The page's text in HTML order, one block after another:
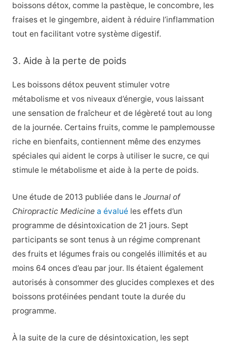
boissons détox, comme la pastèque, le concombre, les
fraises et le gingembre, aident à réduire l’inflammation
tout en facilitant votre système digestif.
3. Aide à la perte de poids
Les boissons détox peuvent stimuler votre
métabolisme et vos niveaux d’énergie, vous laissant
une sensation de fraîcheur et de légèreté tout au long
de la journée. Certains fruits, comme le pamplemousse
riche en bienfaits, contiennent même des enzymes
spéciales qui aident le corps à utiliser le sucre, ce qui
stimule le métabolisme et aide à la perte de poids.
Une étude de 2013 publiée dans le Journal of
Chiropractic Medicine a évaluéles effets d’un
programme de désintoxication de 21 jours. Sept
participants se sont tenus à un régime comprenant
des fruits et légumes frais ou congelés illimités et au
moins 64 onces d’eau par jour. Ils étaient également
autorisés à consommer des glucides complexes et des
boissons protéinées pendant toute la durée du
programme.
À la suite de la cure de désintoxication, les sept